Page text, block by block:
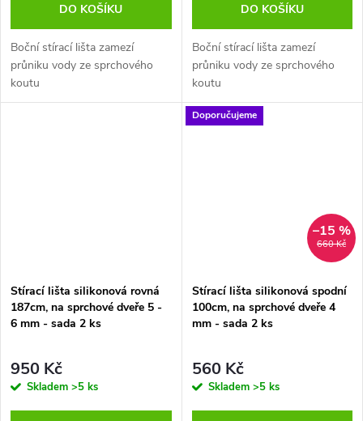
DO KOŠÍKU
Boční stírací lišta zamezí
průniku vody ze sprchového
koutu
DO KOŠÍKU
Boční stírací lišta zamezí
průniku vody ze sprchového
koutu
Stírací lišta silikonová rovná
187cm, na sprchové dveře 5 -
6 mm - sada 2 ks
950 Kč
Skladem >5 ks
Doporučujeme
660 Kč
–15 %
Stírací lišta silikonová spodní
100cm, na sprchové dveře 4
mm - sada 2 ks
560 Kč
Skladem >5 ks